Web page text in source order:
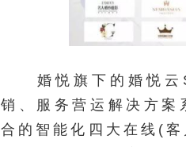
婚悦旗下的婚悦云
销、服务营运解决方
合的智能化四大在线(